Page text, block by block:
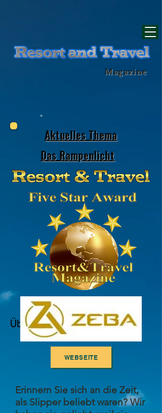
Magazine
Überschrift 5
Aktuelles Thema
Das Rampenlicht
WEBSEITE
Erinnern Sie sich an die Zeit,
als Slipper beliebt waren? Wir